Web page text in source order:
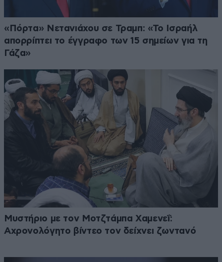
«Πόρτα» Νετανιάχου σε Τραμπ: «Το Ισραήλ
απορρίπτει το έγγραφο των 15 σημείων για τη
Γάζα»
Μυστήριο με τον Μοτζτάμπα Χαμενεΐ:
Αχρονολόγητο βίντεο τον δείχνει ζωντανό